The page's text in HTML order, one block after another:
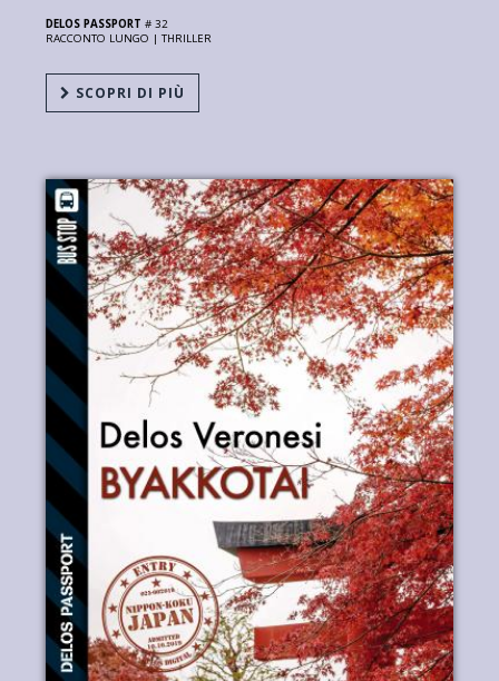
DELOS PASSPORT # 32
RACCONTO LUNGO |THRILLER
SCOPRI DI PIÙ